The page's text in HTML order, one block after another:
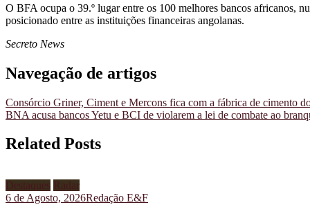
O BFA ocupa o 39.º lugar entre os 100 melhores bancos africanos,
posicionado entre as instituições financeiras angolanas.
Secreto News
Navegação de artigos
Consórcio Griner, Ciment e Mercons fica com a fábrica de cimento
BNA acusa bancos Yetu e BCI de violarem a lei de combate ao
Related Posts
Destaques Radar
6 de Agosto, 2026Redação E&F